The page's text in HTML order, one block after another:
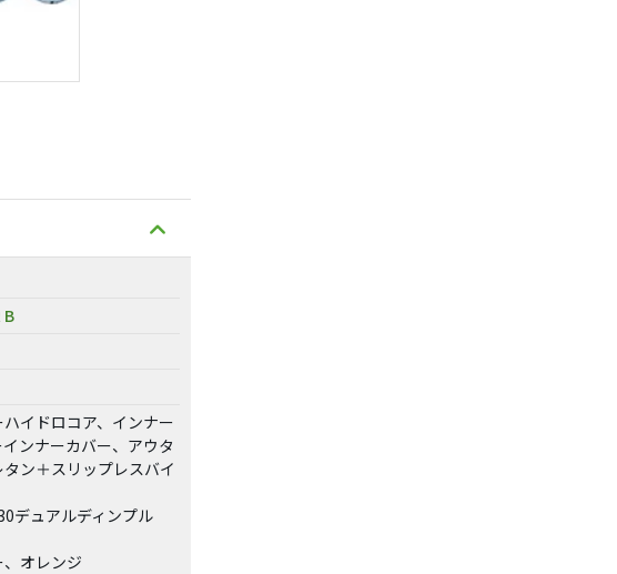
B
イドロコア、インナー
ンナーカバー、アウタ
ン＋スリップレスバイ
デュアルディンプル
オレンジ